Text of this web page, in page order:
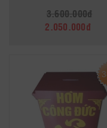
3.600.000đ
2.050.000đ